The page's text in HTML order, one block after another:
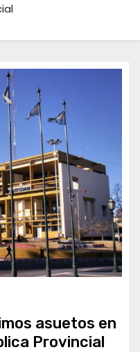
asuetos en
Provincial